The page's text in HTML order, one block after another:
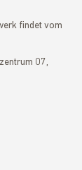
findet vom
07,